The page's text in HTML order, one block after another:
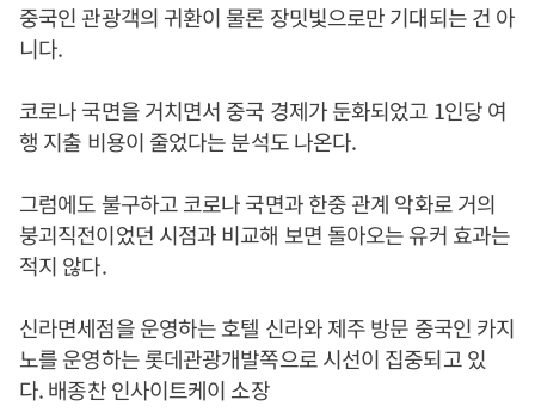
중국인 관광객의 귀환이 물론 장밋빛으로만 기대되는 건 아
니다.
코로나 국면을 거치면서 중국 경제가 둔화되었고 1인당 여
행 지출 비용이 줄었다는 분석도 나온다.
그럼에도 불구하고 코로나 국면과 한중 관계 악화로 거의
붕괴직전이었던 시점과 비교해 보면 돌아오는 유커 효과는
적지 않다.
신라면세점을 운영하는 호텔 신라와 제주 방문 중국인 카지
노를 운영하는 롯데관광개발쪽으로 시선이 집중되고 있
다. 배종찬 인사이트케이 소장